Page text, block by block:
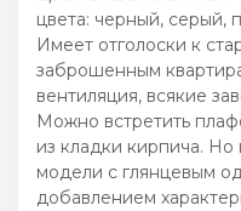
цвета: черный, серый,
Имеет отголоски к
заброшенным
вентиляция, всякие
Можно встретить
из кладки кирпича.
модели с глянцевым
добавлением